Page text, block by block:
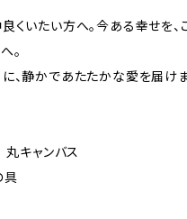
くいたい方へ。今ある幸せを、
。
、静かであたたかな愛を届けま
キャンバス
具